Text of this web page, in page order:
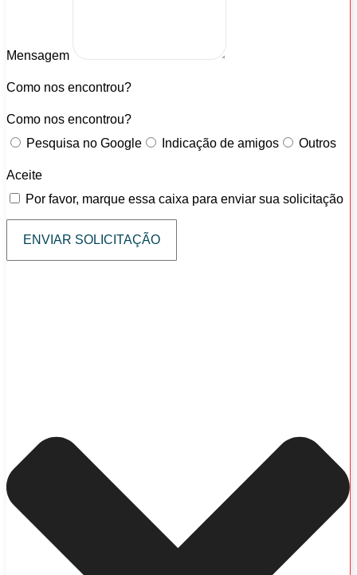
Mensagem
Como nos encontrou?
Como nos encontrou?
Pesquisa no Google
Indicação de amigos Outros
Aceite
Por favor, marque essa caixa para enviar sua solicitação
ENVIAR SOLICITAÇÃO